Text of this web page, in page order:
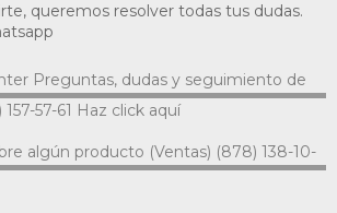
queremos resolver todas tus dudas.
Preguntas, dudas y seguimiento de
57-61 Haz click aquí
algún producto (Ventas) (878) 138-10-